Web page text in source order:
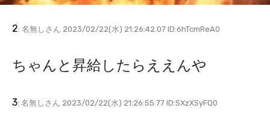
2: 名無しさん 2023/02/22(水) 21:26:42.07 ID:6hTcmReA0
ちゃんと昇給したらええんや
3: 名無しさん 2023/02/22(水) 21:26:55.77 ID:SXzXSyFQ0